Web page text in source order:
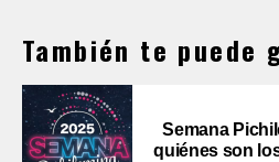
También te puede
Semana
quiénes son